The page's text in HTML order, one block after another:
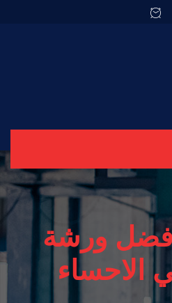
ورشة
الاحساء